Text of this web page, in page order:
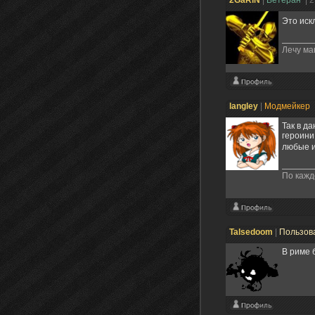
Это
Лечу
langley Модмейкер
Так в
любые
По
Talsedoom
В риме